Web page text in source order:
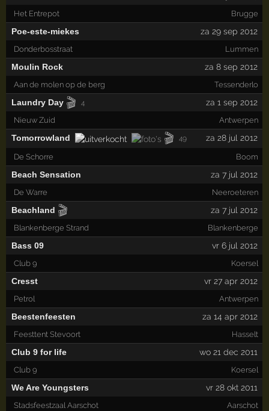
Het Entrepot Brugge
Poe-este-miekes za 29 sep 2012
Donderbosstraat Lummen
Moulin Rock za 8 sep 2012
Aan de molen op de berg Tessenderlo
Laundry Day 🎬 4 za 1 sep 2012
Nieuw Zuid Antwerpen
Tomorrowland 🎬 49 za 28 jul 2012
De Schorre Boom
Beach Sensation za 7 jul 2012
De Warre Neeroeteren
Beachland 🎬 za 7 jul 2012
Blankenberge Strand Blankenberge
Bass 09 vr 6 jul 2012
Club 9 Koersel
Cresst vr 27 apr 2012
Petrol Antwerpen
Beestenfeesten za 14 apr 2012
Feesttent Stevoort Hasselt
Club 9 for life wo 21 dec 2011
Club 9 Koersel
We Are Youngsters vr 28 okt 2011
Stadsfeestzaal Aarschot Aarschot